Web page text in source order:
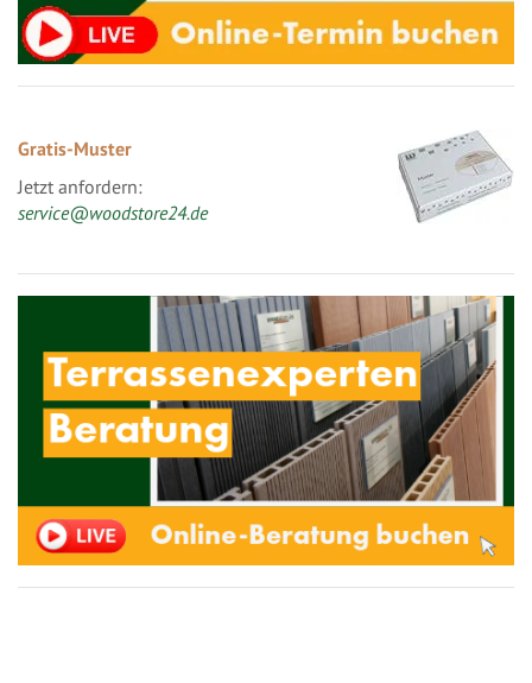
Gratis-Muster
Jetzt anfordern:
service@woodstore24.de